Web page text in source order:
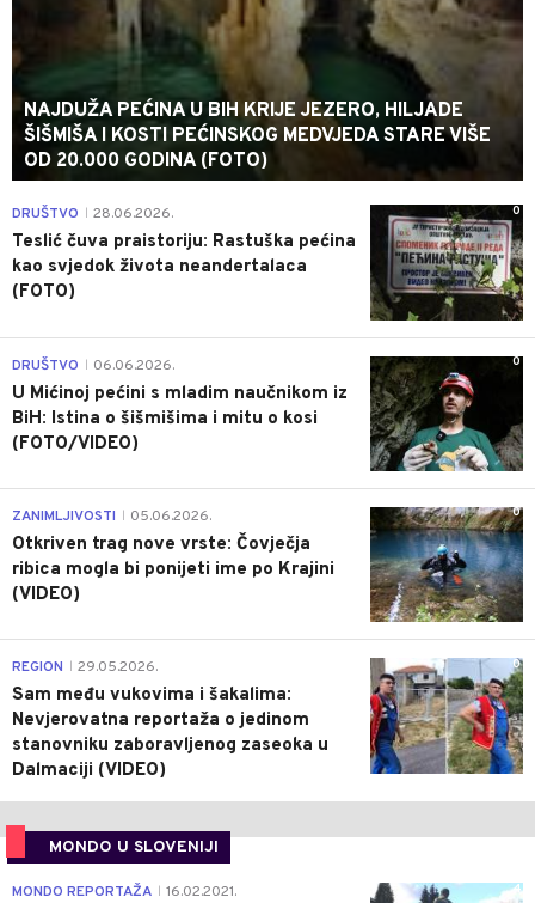
NAJDUŽA PEĆINA U BIH KRIJE JEZERO, HILJADE
ŠIŠMIŠA I KOSTI PEĆINSKOG MEDVJEDA STARE VIŠE
OD 20.000 GODINA (FOTO)
0
DRUŠTVO 28.06.2026.
Teslić čuva praistoriju: Rastuška pećina
kao svjedok života neandertalaca
(FOTO)
0
DRUŠTVO 06.06.2026.
U Mićinoj pećini s mladim naučnikom iz
BiH: Istina o šišmišima i mitu o kosi
(FOTO/VIDEO)
0
ZANIMLJIVOSTI 05.06.2026.
Otkriven trag nove vrste: Čovječja
ribica mogla bi ponijeti ime po Krajini
(VIDEO)
0
REGION 29.05.2026.
Sam među vukovima i šakalima:
Nevjerovatna reportaža o jedinom
stanovniku zaboravljenog zaseoka u
Dalmaciji (VIDEO)
MONDO U SLOVENIJI
4
MONDO REPORTAŽA 16.02.2021.